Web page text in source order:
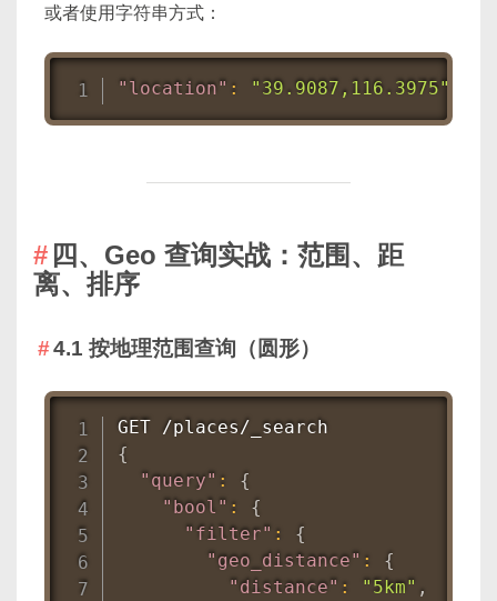
或者使用字符串方式：
"location" : "39.9087,116.3975"
四、Geo 查询实战：范围、距
离、排序
4.1 按地理范围查询（圆形）
{
"query" :
{
"bool" :
{
"filter" :
{
"geo_distance" :
{
"distance" : "5km" ,